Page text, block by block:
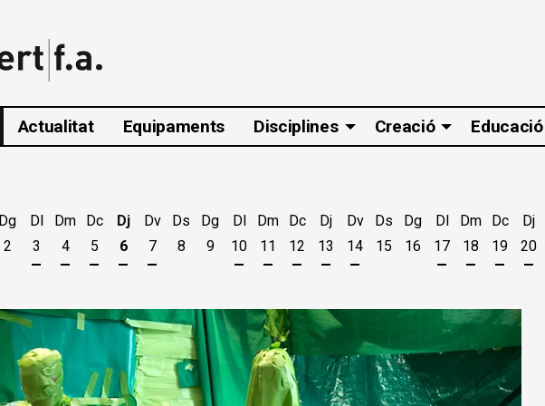
Actualitat Equipaments Disciplines Creació Educació
Dg
2
Dl
3
Dilluns 3 d'agost
Dm
4
Dimarts 4 d'agost
Dc
5
Dimecres 5 d'agost
Dj
6
Dijous 6 d'agost
Dv
7
Divendres 7 d'agost
Ds
8
Dg
9
Dl
10
Dilluns 10 d'agost
Dm
11
Dimarts 11 d'agost
Dc
12
Dimecres 12 d'agost
Dj
13
Dijous 13 d'agost
Dv
14
Divendres 14 d'agost
Ds
15
Dg
16
Dl
17
Dilluns 17
Dm
18
Dimarts 18
Dc
19
Dj
20